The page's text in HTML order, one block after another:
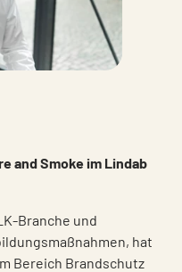
and Smoke im Lindab
Branche und
hat
Bereich Brandschutz